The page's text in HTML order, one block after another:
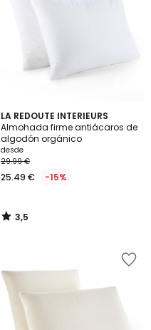
LA REDOUTE INTERIEURS
Almohada firme antiácaros de
algodón orgánico
desde
29.99 €
25.49 € -15%
3,5
/ 5
3,5
/